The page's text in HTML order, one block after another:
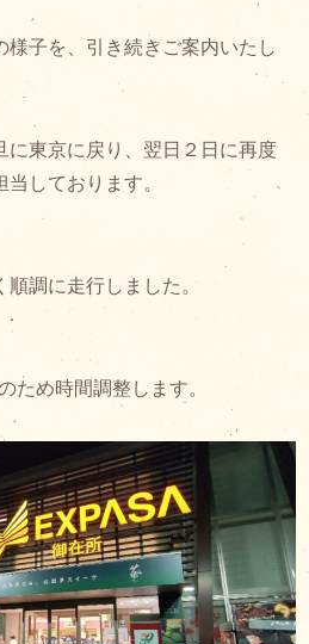
様子を、引き続きご案内いたし
に東京に戻り、翌日２日に再度
しております。
調に走行しました。
ため時間調整します。